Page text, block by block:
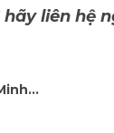
liên hệ